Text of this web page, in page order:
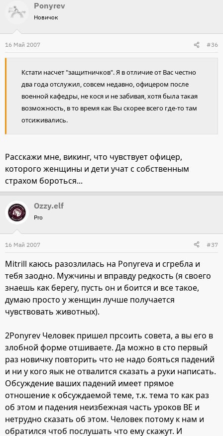
Ponyrev
Новичок
16 Май 2007 #36
Кстати насчет "защитничков". Я в отличие от Вас честно
два года отслужил, совсем недавно, офицером после
военной кафедры, не кося и не забивая, хотя была такая
возможность, в то время как Вы скорее всего где-то там
отсиживались.
Расскажи мне, викинг, что чувствует офицер,
которого женщины и дети учат с собственным
страхом бороться...
Ozzy.elf
Pro
16 Май 2007 #37
Mitrill каюсь разозлилась на Ponyreva и сгребла и
тебя заодно. Мужчины и вправду редкость (я своего
знаешь как берегу, пусть он и боится и все такое,
думаю просто у женщин лучше получается
чувствовать животных).
2Ponyrev Человек пришел прсоить совета, а вы его в
злобной форме отшиваете. Да можно в сто первый
раз новичку повторить что не надо бояться падений
и ни у кого яык не отвалится сказать а руки написать.
Обсуждение ваших падений имеет прямое
отношение к обсуждаемой теме, т.к. тема то как раз
об этом и падения неизбежная часть уроков ВЕ и
нетрудно сказать об этом. Человек потому к нам и
обратился чтоб послушать что ему скажут. И